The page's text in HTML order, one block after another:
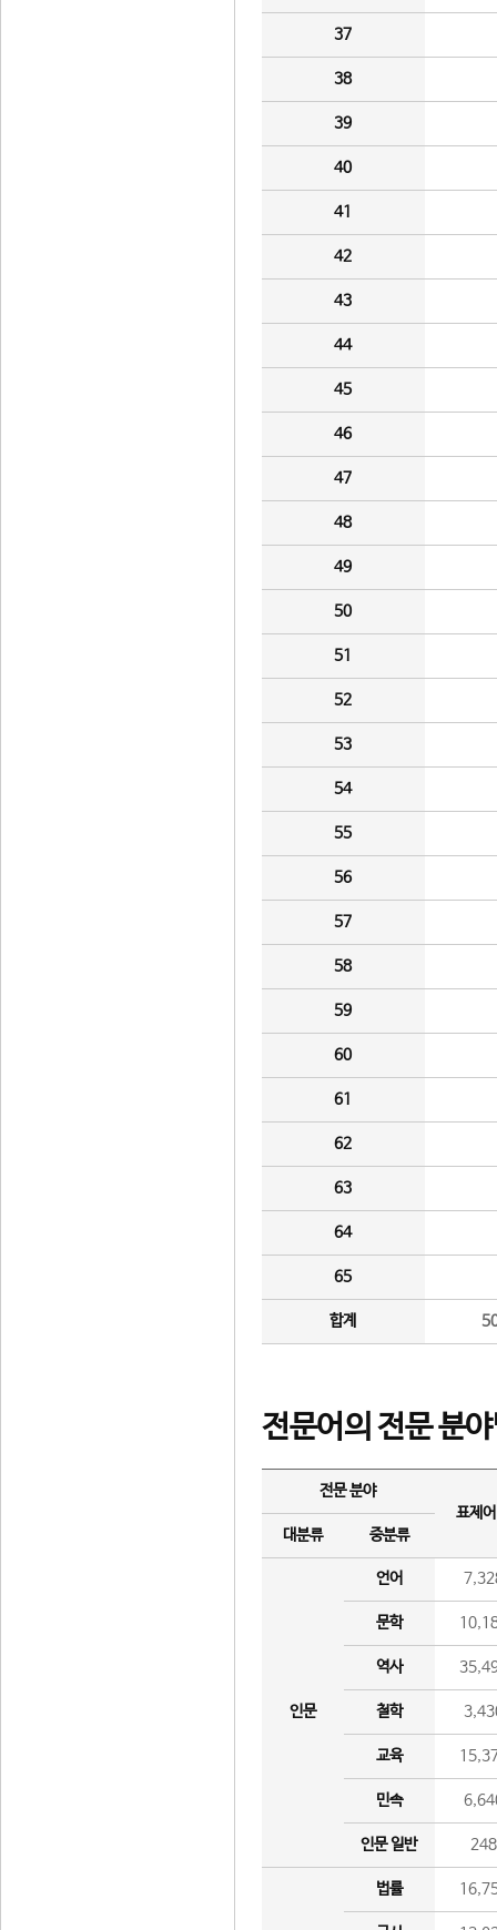
37
38
39
40
41
42
43
44
45
46
47
48
49
50
51
52
53
54
55
56
57
58
59
60
61
62
63
64
65
합계
전문어의 전문 분
전문 분야
표제
대분류
중분류
인문
언어
문학
역사
철학
교육
민속
인문 일반 248
법률